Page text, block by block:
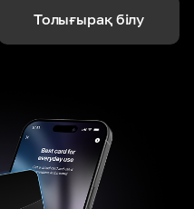
Толығырақ білу